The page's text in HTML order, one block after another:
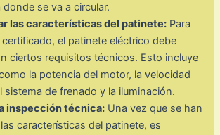
donde se va a circular.
las características del patinete: Para
el patinete eléctrico debe
ciertos requisitos técnicos. Esto incluye
la potencia del motor, la velocidad
sistema de frenado y la iluminación.
inspección técnica: Una vez que se han
características del patinete, es